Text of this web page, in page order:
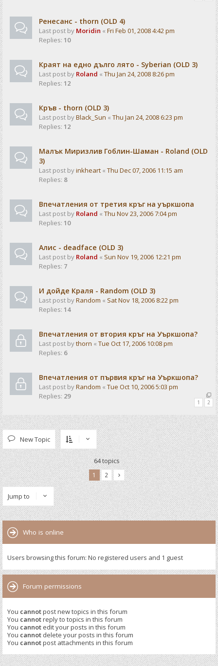
Ренесанс - thorn (OLD 4)
Last post by Moridin « Fri Feb 01, 2008 4:42 pm
Replies: 10
Краят на едно дълго лято - Syberian (OLD 3)
Last post by Roland « Thu Jan 24, 2008 8:26 pm
Replies: 12
Кръв - thorn (OLD 3)
Last post byBlack_Sun « Thu Jan 24, 2008 6:23 pm
Replies: 12
Малък Миризлив Гоблин-Шаман - Roland (OLD
3)
Last post byinkheart « Thu Dec 07, 2006 11:15 am
Replies: 8
Впечатления от третия кръг на уъркшопа
Last post by Roland « Thu Nov 23, 2006 7:04 pm
Replies: 10
Алис - deadface (OLD 3)
Last post by Roland « Sun Nov 19, 2006 12:21 pm
Replies: 7
И дойде Краля - Random (OLD 3)
Last post byRandom « Sat Nov 18, 2006 8:22 pm
Replies: 14
Впечатления от втория кръг на Уъркшопа?
Last post bythorn « Tue Oct 17, 2006 10:08 pm
Replies: 6
Впечатления от първия кръг на Уъркшопа?
Last post byRandom « Tue Oct 10, 2006 5:03 pm
Replies: 29
1 2
New Topic
64 topics
1 2
Jump to
Who is online
Users browsing this forum: No registered users and 1 guest
Forum permissions
You cannotpost new topics in this forum
You cannotreply to topics in this forum
You cannot edit your posts in this forum
You cannot delete your posts in this forum
You cannotpost attachments in this forum